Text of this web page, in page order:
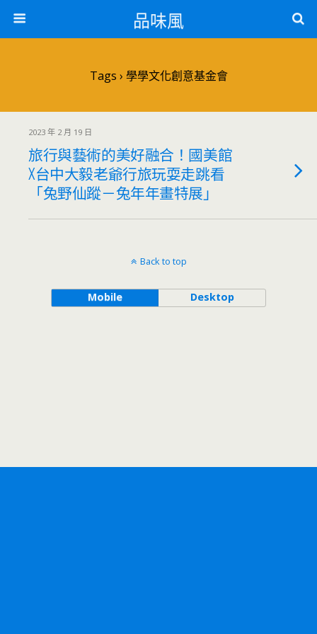
品味風
Tags › 學學文化創意基金會
2023 年 2 月 19 日
旅行與藝術的美好融合！國美館
X台中大毅老爺行旅玩耍走跳看
「兔野仙蹤－兔年年畫特展」
Back to top
Mobile Desktop